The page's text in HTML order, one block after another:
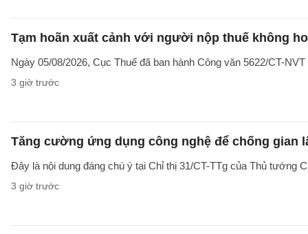
Tạm hoãn xuất cảnh với người nộp thuế không
Ngày 05/08/2026, Cục Thuế đã ban hành Công văn 5622/CT-
3 giờ trước
Tăng cường ứng dụng công nghệ để chống gian
Đây là nội dung đáng chú ý tại Chỉ thị 31/CT-TTg của Thủ tướng
3 giờ trước